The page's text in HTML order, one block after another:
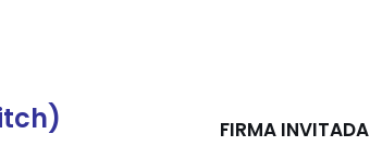
FIRMA INVITADA